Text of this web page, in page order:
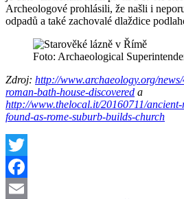
Archeologové prohlásili, že našli i
odpadů a také zachovalé dlaždice
Foto: Archaeological
Zdroj: http://www.archaeology.org/
roman-bath-house-discovered a
http://www.thelocal.it/20160711/
found-as-rome-suburb-builds-church
Twitter
Facebook